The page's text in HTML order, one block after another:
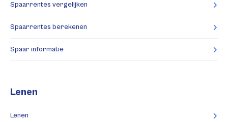
Spaarrentes vergelijken
Spaarrentes berekenen
Spaar informatie
Lenen
Lenen